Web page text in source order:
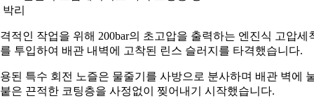
리
적인 작업을 위해 200bar의 초고압을 출력하는 엔진식 고압세
투입하여 배관 내벽에 고착된 린스 슬러지를 타격했습니다.
된 특수 회전 노즐은 물줄기를 사방으로 분사하며 배관 벽에
은 끈적한 코팅층을 사정없이 찢어내기 시작했습니다.